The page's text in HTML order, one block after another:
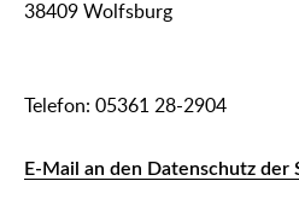
38409 Wolfsburg
Telefon: 05361 28-2904
E-Mail an den Datenschutz der